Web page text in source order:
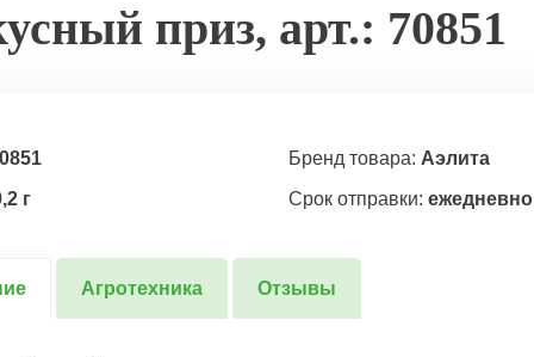
приз, арт.: 70851
Бренд товара: Аэлита
г
Срок отправки: ежедневно
Агротехника Отзывы